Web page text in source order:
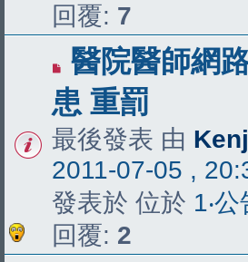
回覆: 7
醫院醫師網
患 重罰
最後發表 由
2011-07-05 ,
發表於 位於 1‧
回覆: 2